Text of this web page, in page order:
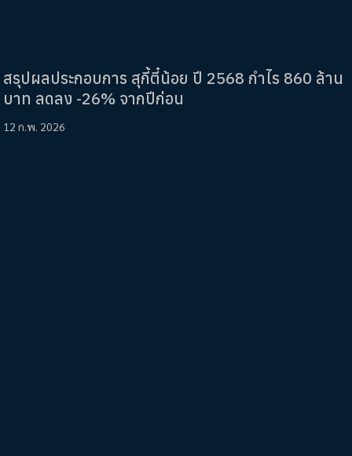
สรุปผลประกอบการ สุกี้ตี๋น้อย ปี 2568 กำไร 860 ล้าน
บาท ลดลง -26% จากปีก่อน
12 ก.พ. 2026